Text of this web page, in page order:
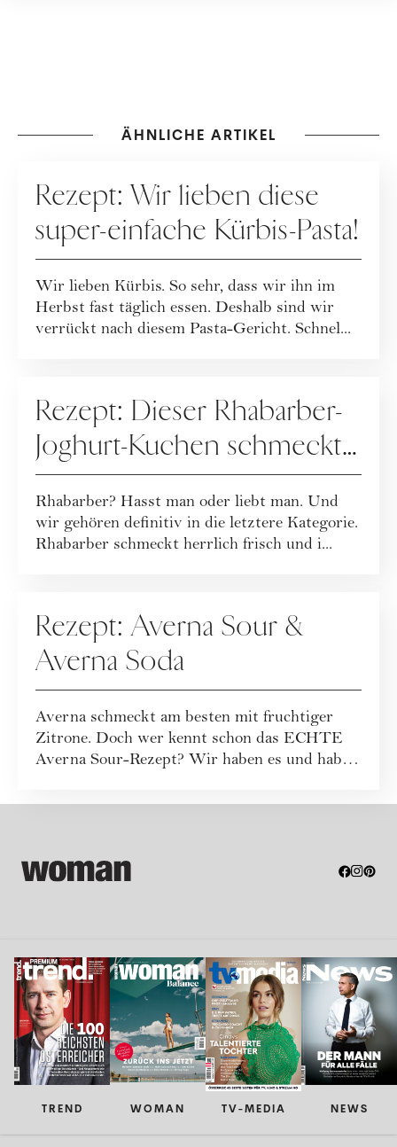
ÄHNLICHE ARTIKEL
Rezept: Wir lieben diese
super-einfache Kürbis-Pasta!
Wir lieben Kürbis. So sehr, dass wir ihn im
Herbst fast täglich essen. Deshalb sind wir
verrückt nach diesem Pasta-Gericht. Schnel...
Rezept: Dieser Rhabarber-
Joghurt-Kuchen schmeckt
herrlich leicht und frisch!
Rhabarber? Hasst man oder liebt man. Und
wir gehören definitiv in die letztere Kategorie.
Rhabarber schmeckt herrlich frisch und i...
Rezept: Averna Sour &
Averna Soda
Averna schmeckt am besten mit fruchtiger
Zitrone. Doch wer kennt schon das ECHTE
Averna Sour-Rezept? Wir haben es und haben
TREND WOMAN TV-MEDIA NEWS